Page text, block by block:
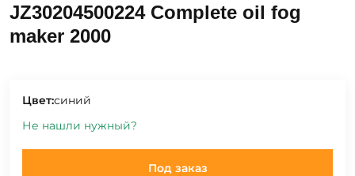
JZ30204500224 Complete oil fog
maker 2000
Цвет:синий
Не нашли нужный?
Под заказ